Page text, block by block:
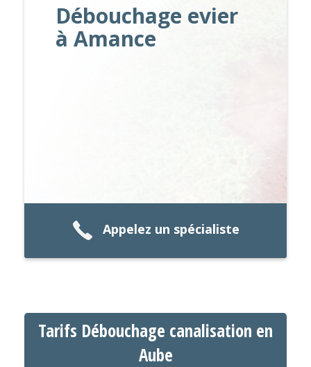
Débouchage evier
à Amance
Appelez un spécialiste
Tarifs Débouchage canalisation en
Aube